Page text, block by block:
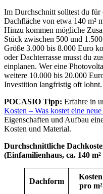
Im Durchschnitt solltest du
Dachfläche von etwa 140 m²
Hinzu kommen mögliche
Stück zwischen 500 und
Größe 3.000 bis 8.000 Euro
oder Dachterrasse musst du
einplanen. Wer eine
weitere 10.000 bis 20.000
Investition langfristig oft lohnt.
POCASIO Tipp: Erfahre in
Kosten – Was kostet eine
Eigenschaften und Aufbau
Kosten und Material.
Durchschnittliche
(Einfamilienhaus, ca. 140
Dachform
Kosten
pro m²